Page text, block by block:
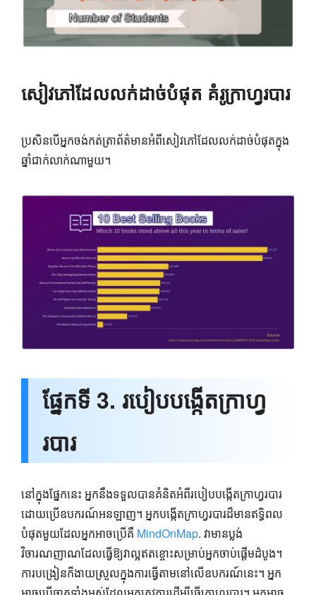
សៀវភៅដែលលក់ដាច់បំផុត គំរូក្រាហ្វរបារ
ប្រសិនបើអ្នកចង់កត់ត្រាព័ត៌មានអំពីសៀវភៅដែលលក់ដាច់បំផុតក្នុង
ឆ្នាំជាក់លាក់ណាមួយ។
ផ្នែកទី 3. របៀបបង្កើតក្រាហ្វ
របារ
នៅក្នុងផ្នែកនេះ អ្នកនឹងទទួលបានគំនិតអំពីរបៀបបង្កើតក្រាហ្វរបារ
ដោយប្រើឧបករណ៍អនឡាញ។ អ្នកបង្កើតក្រាហ្វរបារដ៏មានឥទ្ធិពល
បំផុតមួយដែលអ្នកអាចប្រើគឺ MindOnMap. វាមានប្លង់
វិចារណញាណដែលធ្វើឱ្យវាល្អឥតខ្ចោះសម្រាប់អ្នកចាប់ផ្តើមដំបូង។
ការបង្រៀនក៏ងាយស្រួលក្នុងការធ្វើតាមនៅលើឧបករណ៍នេះ។ អ្នក